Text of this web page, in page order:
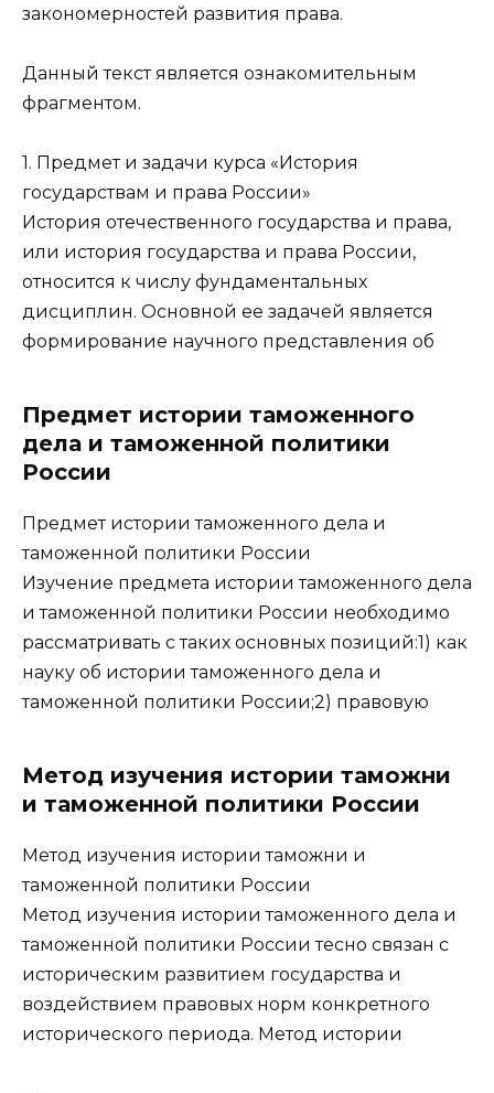
закономерностей развития права.
Данный текст является ознакомительным
фрагментом.
1. Предмет и задачи курса «История
государствам и права России»
История отечественного государства и права,
или история государства и права России,
относится к числу фундаментальных
дисциплин. Основной ее задачей является
формирование научного представления об
Предмет истории таможенного
дела и таможенной политики
России
Предмет истории таможенного дела и
таможенной политики России
Изучение предмета истории таможенного дела
и таможенной политики России необходимо
рассматривать с таких основных позиций:1) как
науку об истории таможенного дела и
таможенной политики России;2) правовую
Метод изучения истории таможни
и таможенной политики России
Метод изучения истории таможни и
таможенной политики России
Метод изучения истории таможенного дела и
таможенной политики России тесно связан с
историческим развитием государства и
воздействием правовых норм конкретного
исторического периода. Метод истории